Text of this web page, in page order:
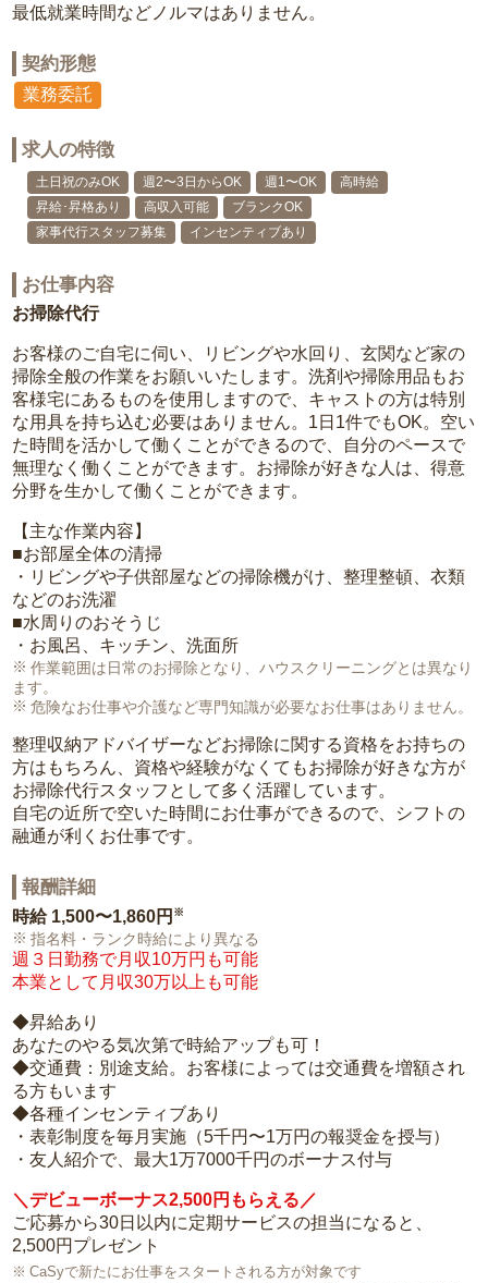
最低就業時間などノルマはありません。
契約形態
業務委託
求人の特徴
土日祝のみOK 週2〜3日からOK 週1〜OK
高時給
昇給･昇格あり
高収入可能
ブランクOK
家事代行スタッフ募集
インセンティブあり
お仕事内容
お掃除代行
お客様のご自宅に伺い、リビングや水回り、玄関など家の
掃除全般の作業をお願いいたします。洗剤や掃除用品もお
客様宅にあるものを使用しますので、キャストの方は特別
な用具を持ち込む必要はありません。1日1件でもOK。空い
た時間を活かして働くことができるので、自分のペースで
無理なく働くことができます。お掃除が好きな人は、得意
分野を生かして働くことができます。
【主な作業内容】
■お部屋全体の清掃
・リビングや子供部屋などの掃除機がけ、整理整頓、衣類
などのお洗濯
■水周りのおそうじ
・お風呂、キッチン、洗面所
作業範囲は日常のお掃除となり、ハウスクリーニングとは異なり
ます。
危険なお仕事や介護など専門知識が必要なお仕事はありません。
整理収納アドバイザーなどお掃除に関する資格をお持ちの
方はもちろん、資格や経験がなくてもお掃除が好きな方が
お掃除代行スタッフとして多く活躍しています。
自宅の近所で空いた時間にお仕事ができるので、シフトの
融通が利くお仕事です。
報酬詳細
時給 1,500〜1,860円 ※
指名料・ランク時給により異なる
週３日勤務で月収10万円も可能
本業として月収30万以上も可能
◆昇給あり
あなたのやる気次第で時給アップも可！
◆交通費：別途支給。お客様によっては交通費を増額され
る方もいます
◆各種インセンティブあり
・表彰制度を毎月実施（5千円〜1万円の報奨金を授与）
・友人紹介で、最大1万7000千円のボーナス付与
＼デビューボーナス2,500円もらえる／
ご応募から30日以内に定期サービスの担当になると、
2,500円プレゼント
CaSyで新たにお仕事をスタートされる方が対象です